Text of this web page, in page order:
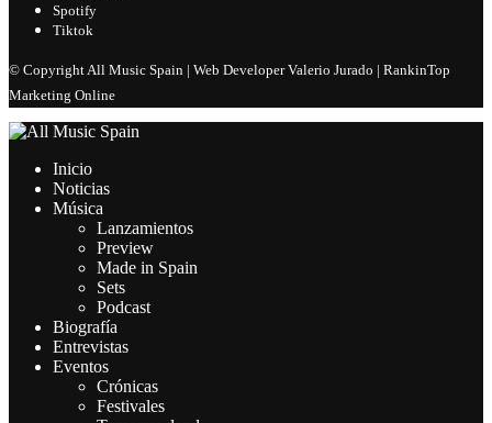
Spotify
Tiktok
© Copyright All Music Spain | Web Developer Valerio Jurado | RankinTop
Marketing Online
Inicio
Noticias
Música
Lanzamientos
Preview
Made in Spain
Sets
Podcast
Biografía
Entrevistas
Eventos
Crónicas
Festivales